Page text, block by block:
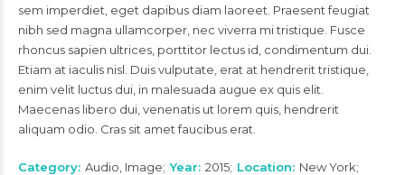
sem imperdiet, eget dapibus diam laoreet. Praesent feugiat
nibh sed magna ullamcorper, nec viverra mi tristique. Fusce
rhoncus sapien ultrices, porttitor lectus id, condimentum dui.
Etiam at iaculis nisl. Duis vulputate, erat at hendrerit tristique,
enim velit luctus dui, in malesuada augue ex quis elit.
Maecenas libero dui, venenatis ut lorem quis, hendrerit
aliquam odio. Cras sit amet faucibus erat.
Category Audio, Image Year 2015 Location
New York